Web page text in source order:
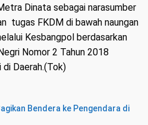
Dinata sebagai narasumber
tugas FKDM di bawah naungan
Kesbangpol berdasarkan
Nomor 2 Tahun 2018
Daerah.(Tok)
Bendera ke Pengendara di